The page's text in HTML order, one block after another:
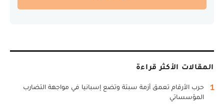
المقالات الأكثر قراءة
1
حرب الأرقام تعمق أزمة سبتة وتضع إسبانيا في مواجهة التضارب
المؤسساتي